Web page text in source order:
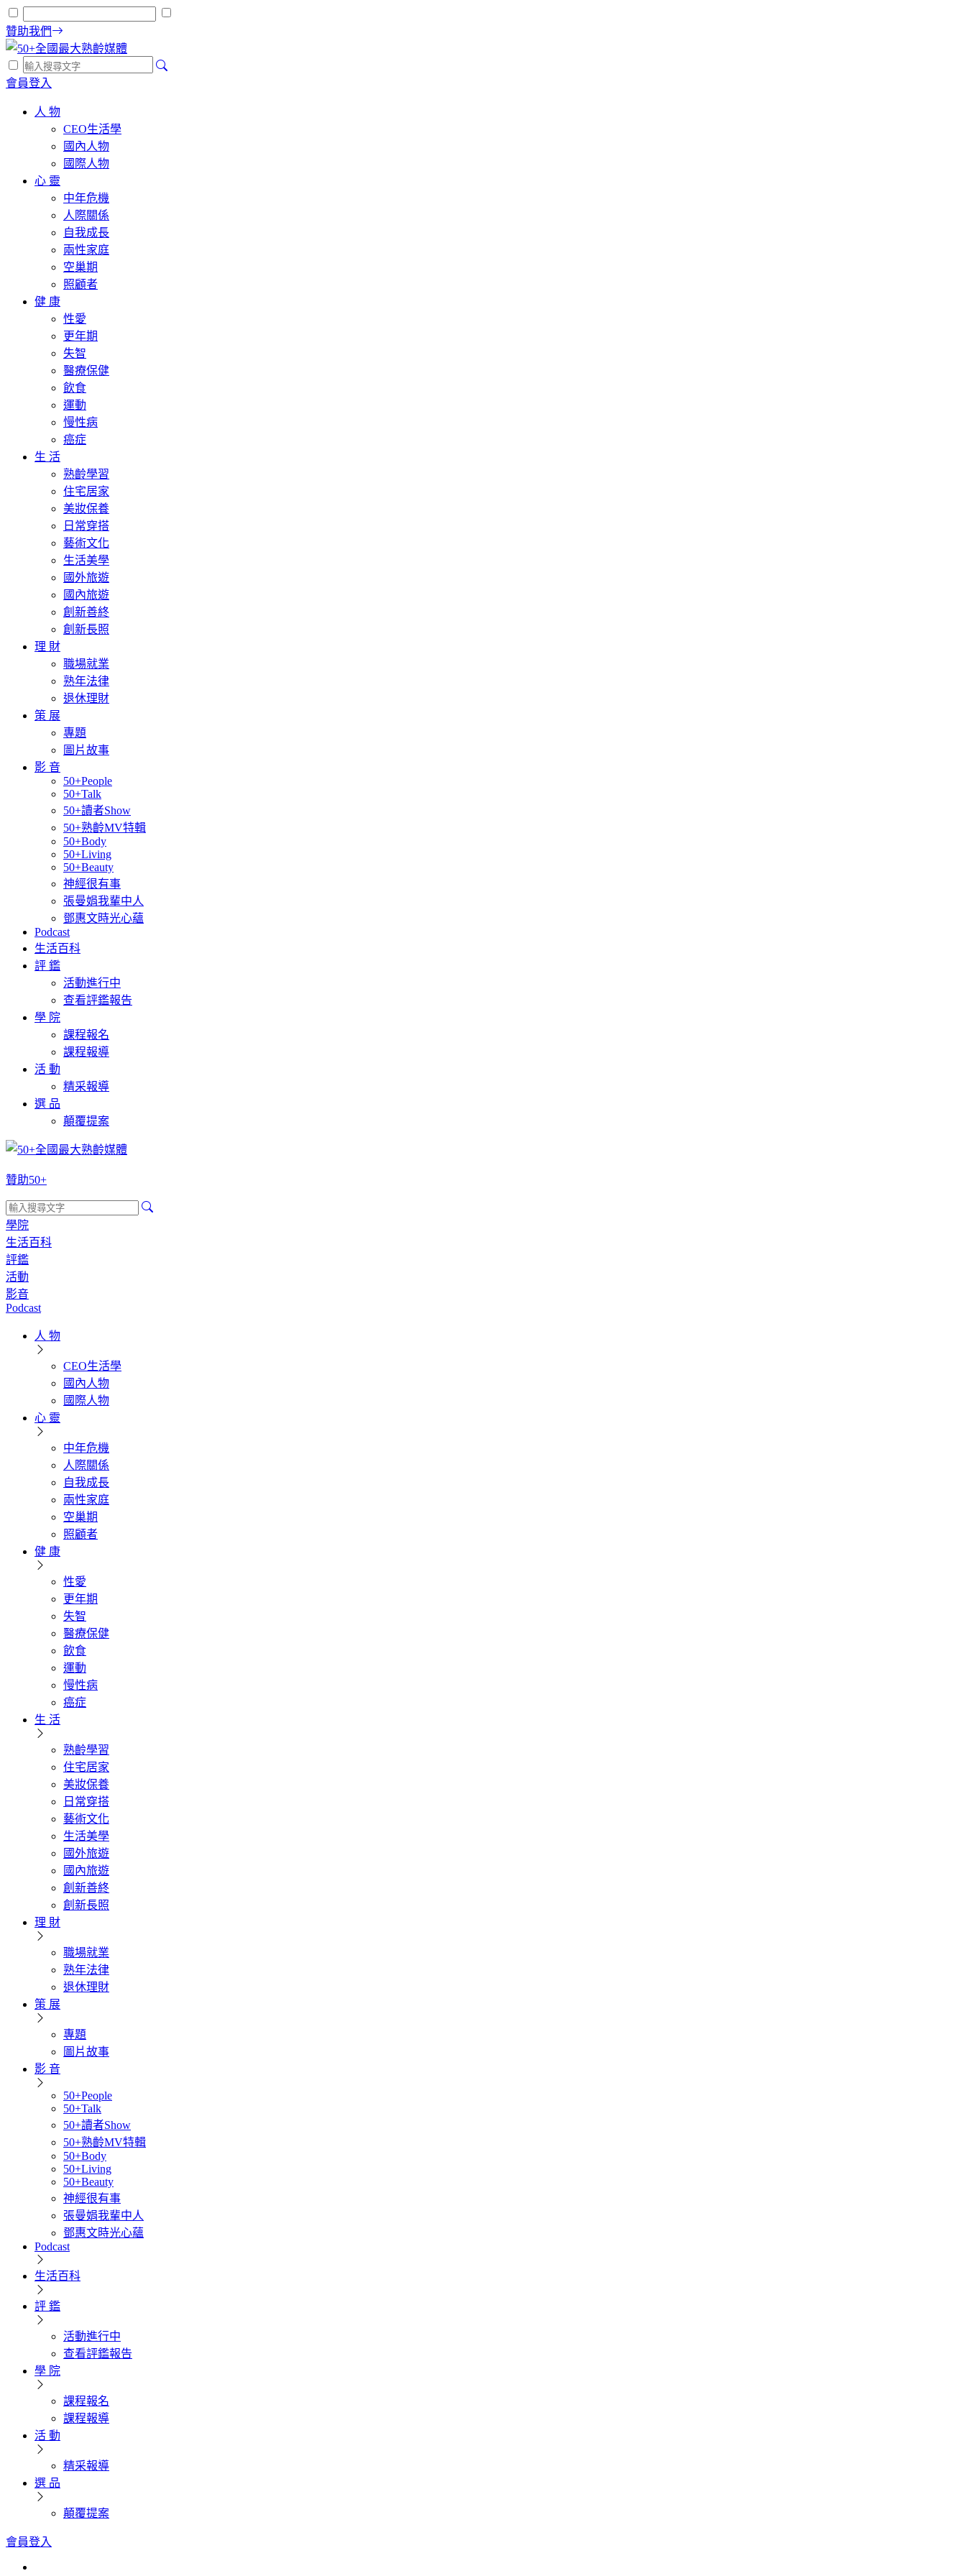
贊助我們
會員登入
人 物
CEO生活學
國內人物
國際人物
心 靈
中年危機
人際關係
自我成長
兩性家庭
空巢期
照顧者
健 康
性愛
更年期
失智
醫療保健
飲食
運動
慢性病
癌症
生 活
熟齡學習
住宅居家
美妝保養
日常穿搭
藝術文化
生活美學
國外旅遊
國內旅遊
創新善終
創新長照
理 財
職場就業
熟年法律
退休理財
策 展
專題
圖片故事
影 音
50+People
50+Talk
50+讀者Show
50+熟齡MV特輯
50+Body
50+Living
50+Beauty
神經很有事
張曼娟我輩中人
鄧惠文時光心蘊
Podcast
生活百科
評 鑑
活動進行中
查看評鑑報告
學 院
課程報名
課程報導
活 動
精采報導
選 品
顛覆提案
贊助50+
學院
生活百科
評鑑
活動
影音
Podcast
人 物
CEO生活學
國內人物
國際人物
心 靈
中年危機
人際關係
自我成長
兩性家庭
空巢期
照顧者
健 康
性愛
更年期
失智
醫療保健
飲食
運動
慢性病
癌症
生 活
熟齡學習
住宅居家
美妝保養
日常穿搭
藝術文化
生活美學
國外旅遊
國內旅遊
創新善終
創新長照
理 財
職場就業
熟年法律
退休理財
策 展
專題
圖片故事
影 音
50+People
50+Talk
50+讀者Show
50+熟齡MV特輯
50+Body
50+Living
50+Beauty
神經很有事
張曼娟我輩中人
鄧惠文時光心蘊
Podcast
生活百科
評 鑑
活動進行中
查看評鑑報告
學 院
課程報名
課程報導
活 動
精采報導
選 品
顛覆提案
會員登入